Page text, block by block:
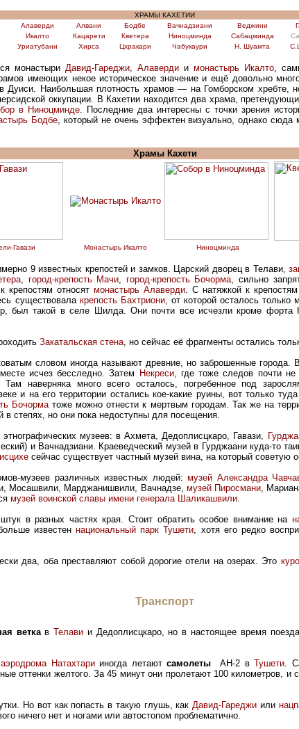
ХРАМЫ КАХЕТИИ
Алаверди Алвани Бодбе Вачнадзиани Веджини
Икалто Кацарети Кветера Ниноцминда Сабацминда
Уриатубани Хирса Цхракари Чабукаури Н. Шуамта
монастыри Давид-Гареджи, Алаверди и монастырь Икалто,
имеющих некое историческое значение и ещё довольно
Дуиси. Наибольшая плотность храмов — на Гомборском хребте,
оккупации. В Кахетии находится два храма,
в Ниноцминде. Последние два интересны с точки зрения
Бодбе, который не очень эффектен визуально, однако сюда
Храмы Кахети
Гавази Монастырь Икалто Ниноцминда
9 известных крепостей и замков. Царский дворец в Телави,
, город-крепость Мачи, город-крепость Бочорма, сильно
крепостям относят монастырь Алаверди. С натяжкой к
существовала крепость Бахтриони, от которой осталось
был такой в селе Шилда. Они почти все исчезли кроме форта
Закатальская стена, но сейчас её фрагменты остались
словом иногда называют древние, но заброшенные города.
исчез бесследно. Затем Некреси, где тоже следов почти
Там наверняка много всего осталось, погребенное под
и на его территории остались кое-какие руины, вот только
Бочорматоже можно отнести к мертвым городам. Так же на
в степях, но они пока недоступны для посещения.
музеев: в Ахмета, Дедоплисцкаро, Гавази,
и Вачнадзиани. Краеведческий музей в Гурджаани куда-то
сейчас существует частный музей вина, на который советую
музеев различных известных людей:музей Александра
Мосашвили, Марджанишвили, Вачнадзе, музей Пиросмани,
музей воинской славы имени генерала Шаликашвили.
в разных частях края. Стоит обратить особое внимание на
известен национальный парк Тушети, хотя его редко
два, оба преставляют собой дорогие отели на озерах. Это
Транспорт
веткавТелави и Дедоплисцкаро, но в настоящее время
аэродрома Натахтарииногда летаютсамолеты АН-2 вТушети .
оттенки желтого. За 45 минут они пролетают 100 километров, и
Но вот как попасть в такую глушь, как Давид-Гареджи или
ничего нет и ногами или автостопом проблематично.